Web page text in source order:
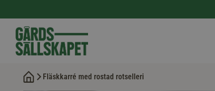
Fläskkarré med rostad rotselleri